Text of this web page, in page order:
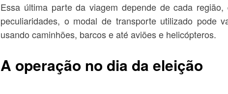
Essa última parte da viagem depende de cada
peculiaridades, o modal de transporte utilizado pode
usando caminhões, barcos e até aviões e helicópteros.
A operação no dia da eleição